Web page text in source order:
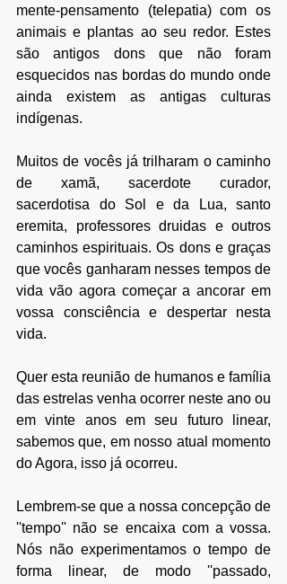
mente-pensamento (telepatia) com os
animais e plantas ao seu redor. Estes
são antigos dons que não foram
esquecidos nas bordas do mundo onde
ainda existem as antigas culturas
indígenas.
Muitos de vocês já trilharam o caminho
de xamã, sacerdote curador,
sacerdotisa do Sol e da Lua, santo
eremita, professores druidas e outros
caminhos espirituais. Os dons e graças
que vocês ganharam nesses tempos de
vida vão agora começar a ancorar em
vossa consciência e despertar nesta
vida.
Quer esta reunião de humanos e família
das estrelas venha ocorrer neste ano ou
em vinte anos em seu futuro linear,
sabemos que, em nosso atual momento
do Agora, isso já ocorreu.
Lembrem-se que a nossa concepção de
''tempo'' não se encaixa com a vossa.
Nós não experimentamos o tempo de
forma linear, de modo ''passado,